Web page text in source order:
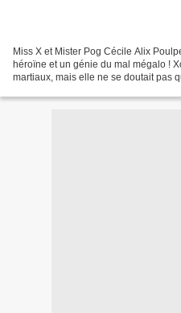
Miss X et Mister Pog Cécile Alix
héroïne et un génie du mal mégalo !
martiaux, mais elle ne se doutait pas